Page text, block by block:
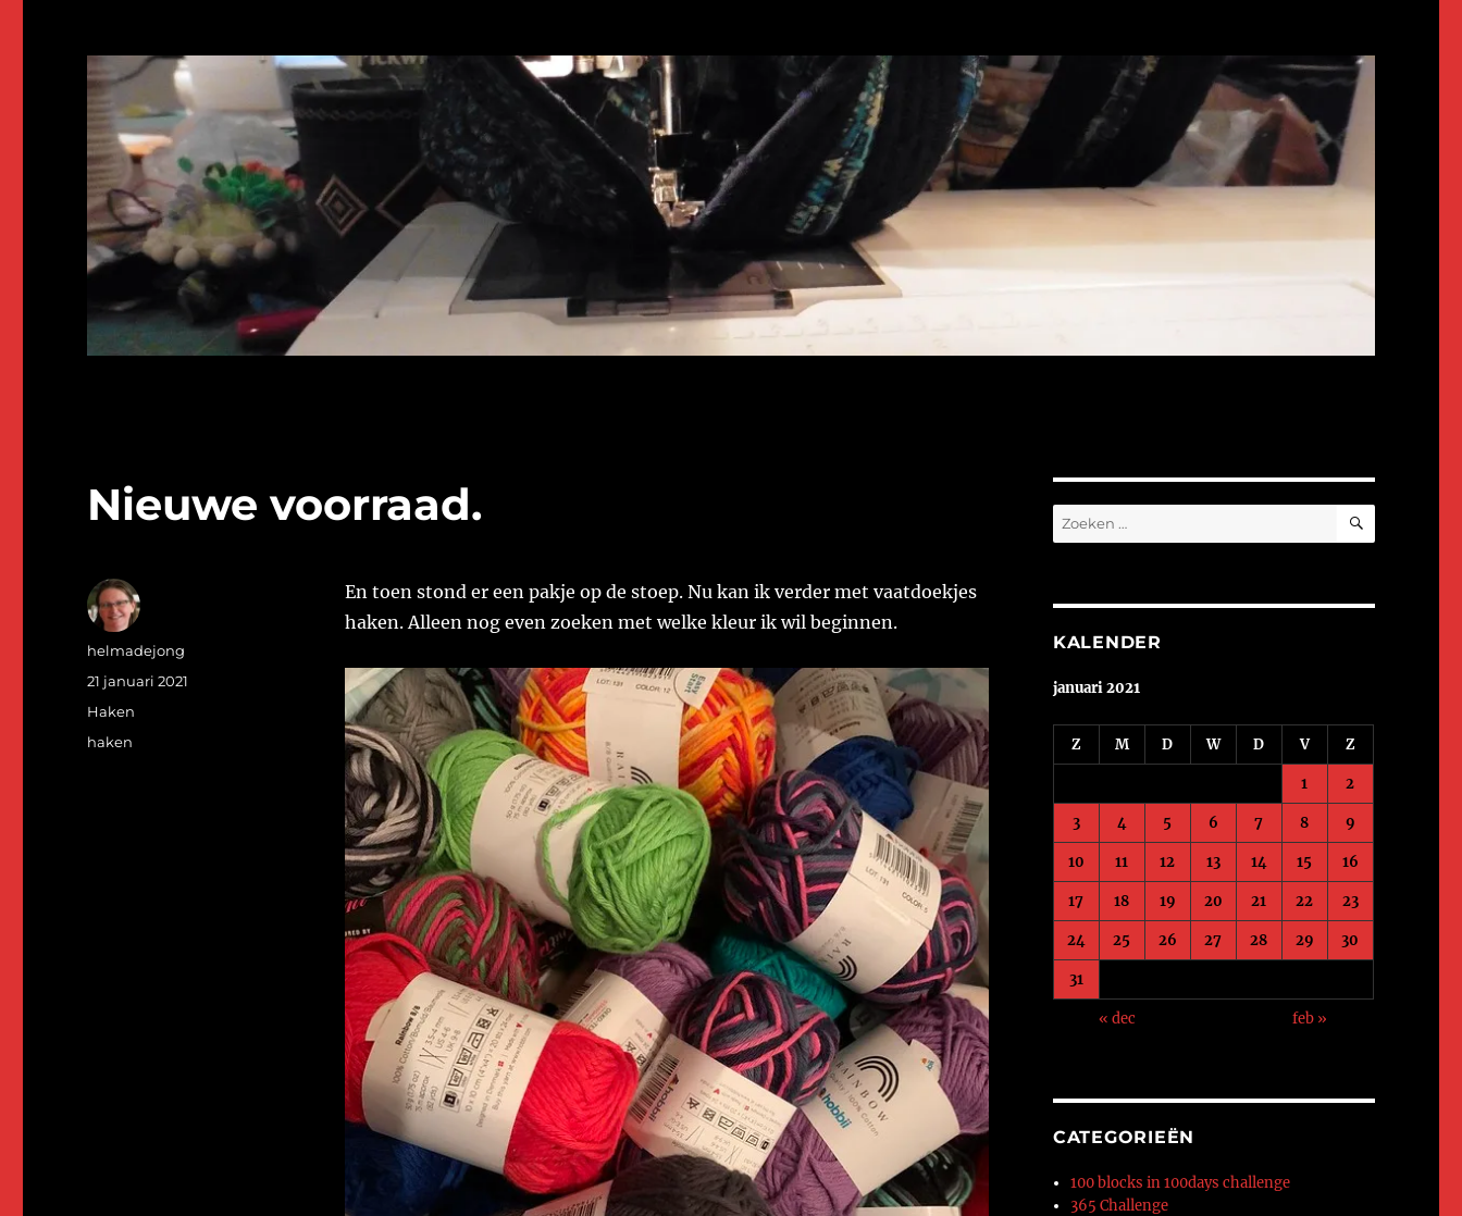
Nieuwe voorraad.
En toen stond er een pakje op de stoep. Nu kan ik verder met vaatdoekjes
haken. Alleen nog even zoeken met welke kleur ik wil beginnen.
Auteur
helmadejong
Geplaatst
21 januari 2021
Categorieën
Haken
Tags
haken
Zoeken
naar:
ZOEKEN
KALENDER
januari 2021
Z M D W D V Z
1 2
3 4 5 6 7 8 9
10 11 12 13 14 15 16
17 18 19 20 21 22 23
24 25 26 27 28 29 30
31
« dec feb »
CATEGORIEËN
100 blocks in 100days challenge
365 Challenge